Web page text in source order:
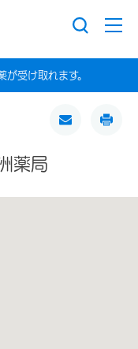
受け取れます。
薬局